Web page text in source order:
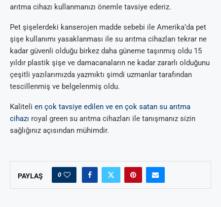
arıtma cihazı kullanmanızı önemle tavsiye ederiz.
Pet şişelerdeki kanserojen madde sebebi ile Amerika’da pet
şişe kullanımı yasaklanması ile su arıtma cihazları tekrar ne
kadar güvenli olduğu birkez daha güneme taşınmış oldu 15
yıldır plastik şişe ve damacanaların ne kadar zararlı olduğunu
çeşitli yazılarımızda yazmıktı şimdi uzmanlar tarafından
tescillenmiş ve belgelenmiş oldu.
Kaliteli en çok tavsiye edilen ve en çok satan su arıtma
cihazı royal green su arıtma cihazları ile tanışmanız sizin
sağlığınız açısından mühimdir.
PAYLAŞ 0